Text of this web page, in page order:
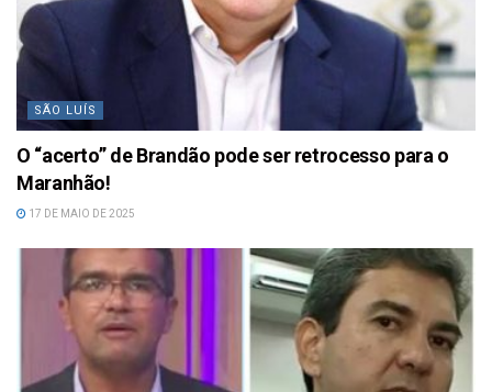
SÃO LUÍS
O “acerto” de Brandão pode ser retrocesso para o
Maranhão!
17 DE MAIO DE 2025